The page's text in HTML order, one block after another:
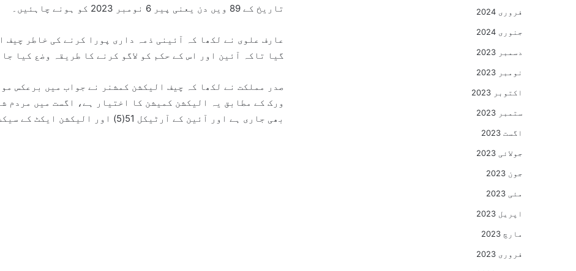
تاریخ کے 89 ویں دن یعنی پیر 6 نومبر 2023 کو ہونے چاہئیں۔
عارف علوی نے لکھا کہ آئینی ذمہ داری پورا کرنے کی خاطر چیف
گیا تاکہ آئین اور اس کے حکم کو لاگو کرنے کا طریقہ وضع کیا جا
صدر مملکت نے لکھا کہ چیف الیکشن کمشنر نے جواب میں برعکس
ورک کے مطابق یہ الیکشن کمیشن کا اختیار ہے، اگست میں مردم
بھی جاری ہے اور آئین کے آرٹیکل 51(5) اور الیکشن ایکٹ کے سیکشن 17 کے تحت یہ ایک لازمی شرط ہے۔
فروری 2024
جنوری 2024
دسمبر 2023
نومبر 2023
اکتوبر 2023
ستمبر 2023
اگست 2023
جولائی 2023
جون 2023
مئی 2023
اپریل 2023
مارچ 2023
فروری 2023